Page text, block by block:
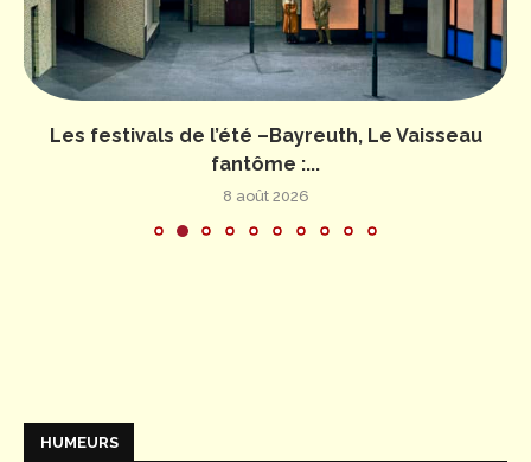
Les festivals de l’été –Bayreuth, Le Vaisseau
fantôme :...
8 août 2026
HUMEURS